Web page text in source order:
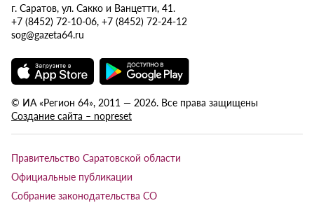
г. Саратов, ул. Сакко и Ванцетти, 41.
+7 (8452) 72-10-06, +7 (8452) 72-24-12
sog@gazeta64.ru
© ИА «Регион 64», 2011 — 2026. Все права защищены
Создание сайта – nopreset
Правительство Саратовской области
Официальные публикации
Собрание законодательства СО